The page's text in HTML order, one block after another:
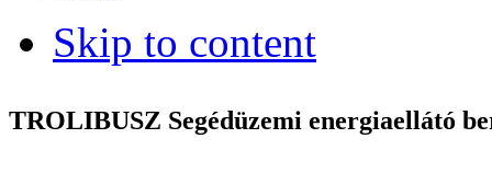
Skip to content
TROLIBUSZ Segédüzemi energiaellátó